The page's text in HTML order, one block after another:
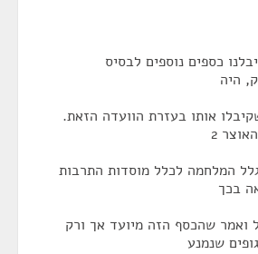
כספים נוספים לבסיס
היה
אותו בעזרת הוועדה הזאת.
2
המלחמה לכלל מוסדות התרבות
בכך
ואמר שהכסף הזה מיועד אך ורק
שנמנע